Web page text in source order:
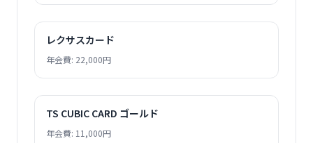
レクサスカード
年会費: 22,000円
TS CUBIC CARD ゴールド
年会費: 11,000円